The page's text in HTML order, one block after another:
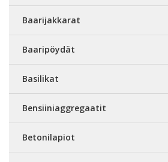
Baarijakkarat
Baaripöydät
Basilikat
Bensiiniaggregaatit
Betonilapiot